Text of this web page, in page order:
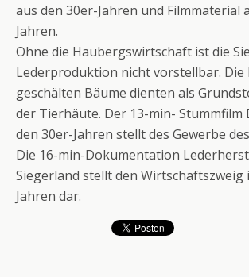
aus den 30er-Jahren und Filmmaterial
Jahren.
Ohne die Haubergswirtschaft ist die
Lederproduktion nicht vorstellbar. Die
geschälten Bäume dienten als
der Tierhäute. Der 13-min- Stummfilm
den 30er-Jahren stellt des Gewerbe
Die 16-min-Dokumentation
Siegerland stellt den Wirtschaftszweig
Jahren dar.